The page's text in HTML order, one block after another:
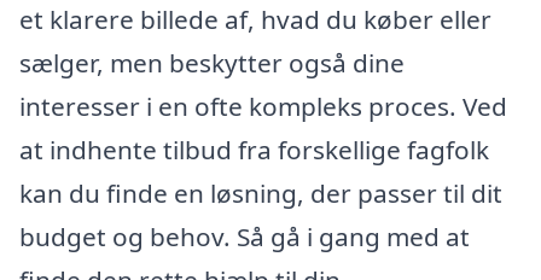
et klarere billede af, hvad du køber eller
sælger, men beskytter også dine
interesser i en ofte kompleks proces. Ved
at indhente tilbud fra forskellige fagfolk
kan du finde en løsning, der passer til dit
budget og behov. Så gå i gang med at